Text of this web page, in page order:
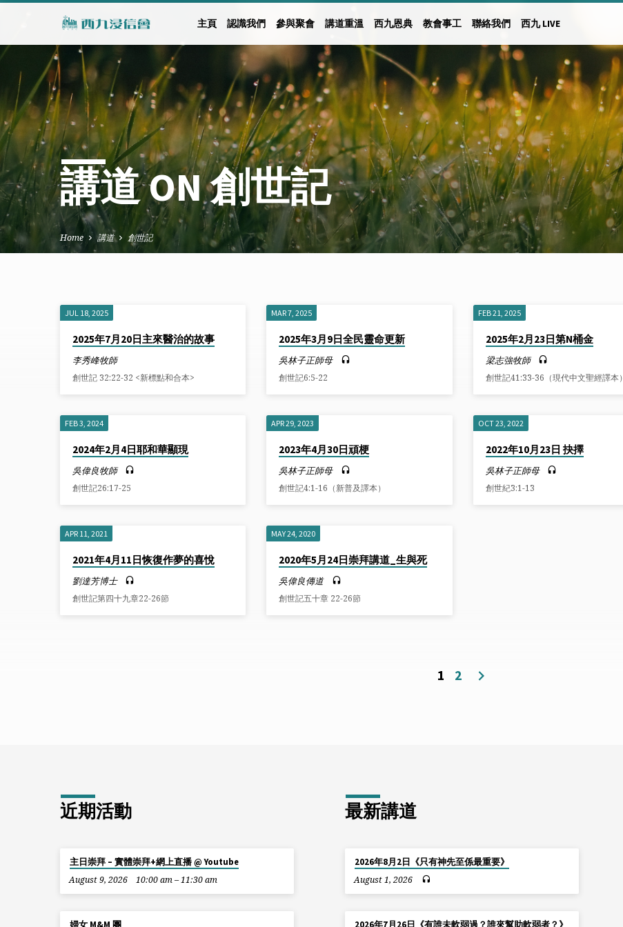
主頁 認識我們 參與聚會 講道重溫 西九恩典 教會事工 聯絡我們 西九 LIVE
講道 ON 創世記
Home 講道 創世記
講
道
ON
創
世
記
JUL 18, 2025
2025年7月20日主來醫治的故事
李秀峰牧師
創世記 32:22-32 <新標點和合本>
MAR 7, 2025
2025年3月9日全民靈命更新
吳林子正師母
創世記6:5-22
FEB 21, 2025
2025年2月23日第N桶金
梁志強牧師
創世記41:33-36（現代中文聖經譯本）
FEB 3, 2024
2024年2月4日耶和華顯現
吳偉良牧師
創世記26:17-25
APR 29, 2023
2023年4月30日頑梗
吳林子正師母
創世記4:1-16（新普及譯本）
OCT 23, 2022
2022年10月23日 抉擇
吳林子正師母
創世紀3:1-13
APR 11, 2021
2021年4月11日恢復作夢的喜悅
劉達芳博士
創世記第四十九章22-26節
MAY 24, 2020
2020年5月24日崇拜講道_生與死
吳偉良傳道
創世記五十章 22-26節
1 2
近期活動
主日崇拜 – 實體崇拜+網上直播 @ Youtube
August 9, 2026
10:00 am – 11:30 am
最新講道
2026年8月2日《只有神先至係最重要》
August 1, 2026